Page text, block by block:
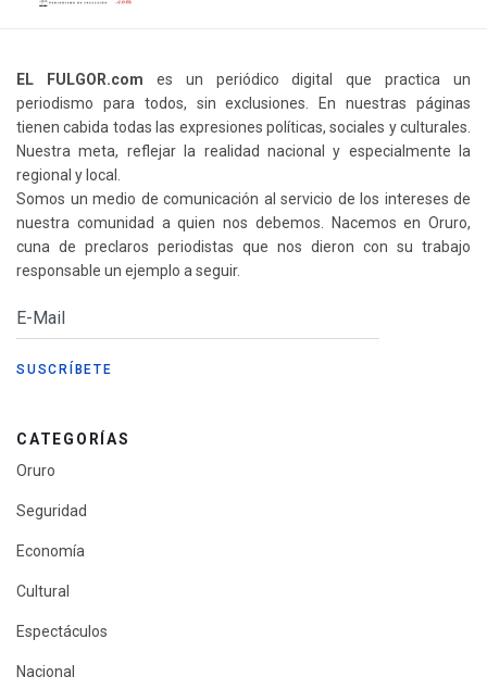
EL FULGOR.com es un periódico digital que practica un
periodismo para todos, sin exclusiones. En nuestras páginas
tienen cabida todas las expresiones políticas, sociales y culturales.
Nuestra meta, reflejar la realidad nacional y especialmente la
regional y local.
Somos un medio de comunicación al servicio de los intereses de
nuestra comunidad a quien nos debemos. Nacemos en Oruro,
cuna de preclaros periodistas que nos dieron con su trabajo
responsable un ejemplo a seguir.
CATEGORÍAS
Oruro
Seguridad
Economía
Cultural
Espectáculos
Nacional